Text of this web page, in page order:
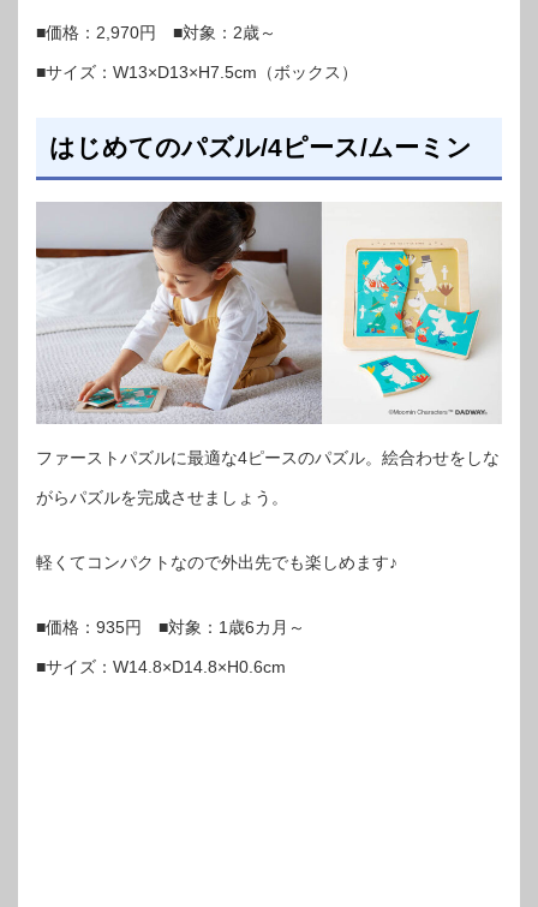
■価格：2,970円 ■対象：2歳～
■サイズ：W13×D13×H7.5cm（ボックス）
はじめてのパズル/4ピース/ムーミン
ファーストパズルに最適な4ピースのパズル。絵合わせをしな
がらパズルを完成させましょう。
軽くてコンパクトなので外出先でも楽しめます♪
■価格：935円 ■対象：1歳6カ月～
■サイズ：W14.8×D14.8×H0.6cm